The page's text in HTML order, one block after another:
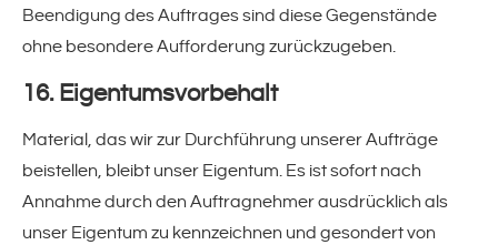
Beendigung des Auftrages sind diese Gegenstände
ohne besondere Aufforderung zurückzugeben.
16. Eigentumsvorbehalt
Material, das wir zur Durchführung unserer Aufträge
beistellen, bleibt unser Eigentum. Es ist sofort nach
Annahme durch den Auftragnehmer ausdrücklich als
unser Eigentum zu kennzeichnen und gesondert von